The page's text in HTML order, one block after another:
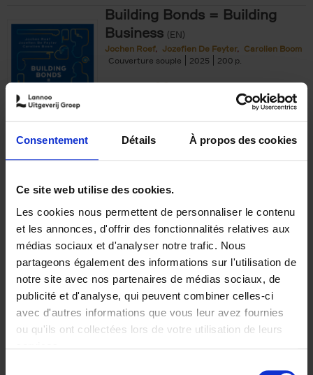
Consentement Détails À propos des cookies
Ce site web utilise des cookies.
Les cookies nous permettent de personnaliser le contenu
et les annonces, d'offrir des fonctionnalités relatives aux
médias sociaux et d'analyser notre trafic. Nous
partageons également des informations sur l'utilisation de
notre site avec nos partenaires de médias sociaux, de
publicité et d'analyse, qui peuvent combiner celles-ci
avec d'autres informations que vous leur avez fournies
ou qu'ils ont collectées lors de votre utilisation de leurs
Building Bonds = Building
Business (EN)
Jochen Roef Jozefien De Feyter
Carolien Boom
Couverture souple
2025 200
€29,99
Optichannel Retail. Beyond
the Digital Hysteria
Gino Van Ossel
Autre finition
2019 350
€29,99